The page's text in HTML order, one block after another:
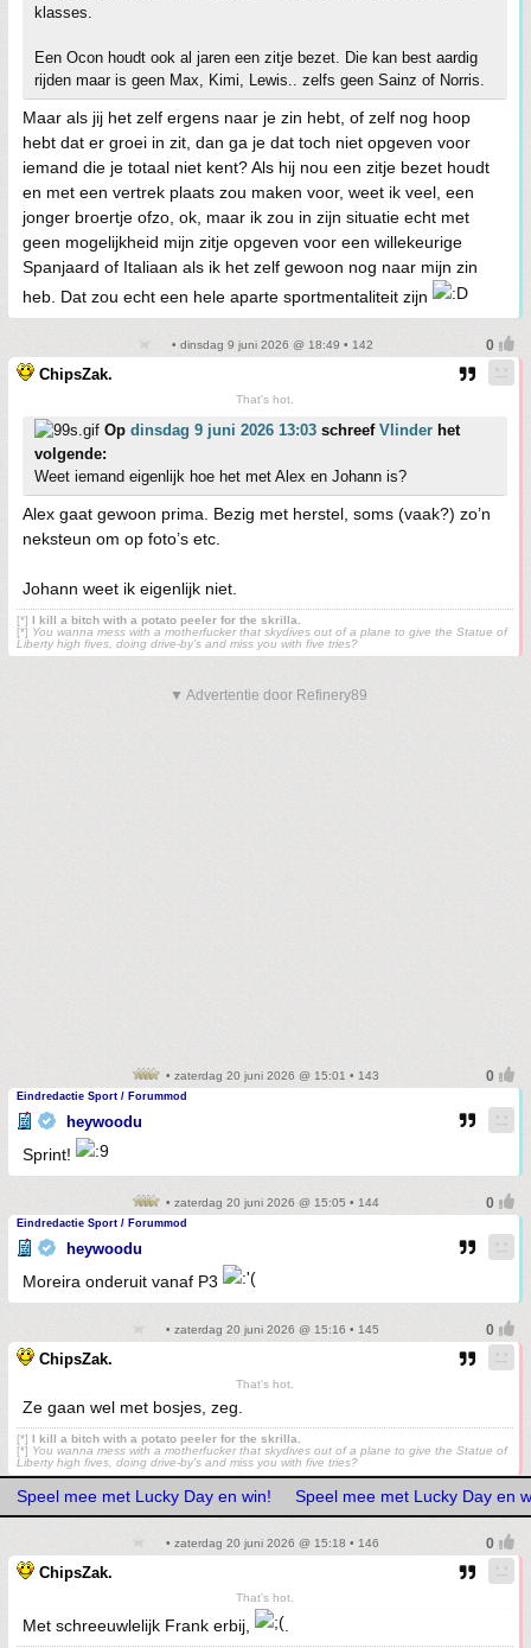
klasses.
Een Ocon houdt ook al jaren een zitje bezet. Die kan best aardig
rijden maar is geen Max, Kimi, Lewis.. zelfs geen Sainz of Norris.
Maar als jij het zelf ergens naar je zin hebt, of zelf nog hoop
hebt dat er groei in zit, dan ga je dat toch niet opgeven voor
iemand die je totaal niet kent? Als hij nou een zitje bezet houdt
en met een vertrek plaats zou maken voor, weet ik veel, een
jonger broertje ofzo, ok, maar ik zou in zijn situatie echt met
geen mogelijkheid mijn zitje opgeven voor een willekeurige
Spanjaard of Italiaan als ik het zelf gewoon nog naar mijn zin
heb. Dat zou echt een hele aparte sportmentaliteit zijn
• dinsdag 9 juni 2026 @ 18:49 • 142
ChipsZak.
That's hot.
Op dinsdag 9 juni 2026 13:03 schreef Vlinder het
volgende:
Weet iemand eigenlijk hoe het met Alex en Johann is?
Alex gaat gewoon prima. Bezig met herstel, soms (vaak?) zo’n
neksteun om op foto’s etc.
Johann weet ik eigenlijk niet.
[*] I kill a bitch with a potato peeler for the skrilla.
[*] You wanna mess with a motherfucker that skydives out of a plane to give the Statue of
Liberty high fives, doing drive-by’s and miss you with five tries?
▼ Advertentie door Refinery89
• zaterdag 20 juni 2026 @ 15:01 • 143
Eindredactie Sport / Forummod
heywoodu
Sprint!
• zaterdag 20 juni 2026 @ 15:05 • 144
Eindredactie Sport / Forummod
heywoodu
Moreira onderuit vanaf P3
• zaterdag 20 juni 2026 @ 15:16 • 145
ChipsZak.
That's hot.
Ze gaan wel met bosjes, zeg.
[*] I kill a bitch with a potato peeler for the skrilla.
[*] You wanna mess with a motherfucker that skydives out of a plane to give the Statue of
Liberty high fives, doing drive-by’s and miss you with five tries?
Speel mee met Lucky Day en win! Speel mee met Lucky Day en
• zaterdag 20 juni 2026 @ 15:18 • 146
ChipsZak.
That's hot.
Met schreeuwlelijk Frank erbij,